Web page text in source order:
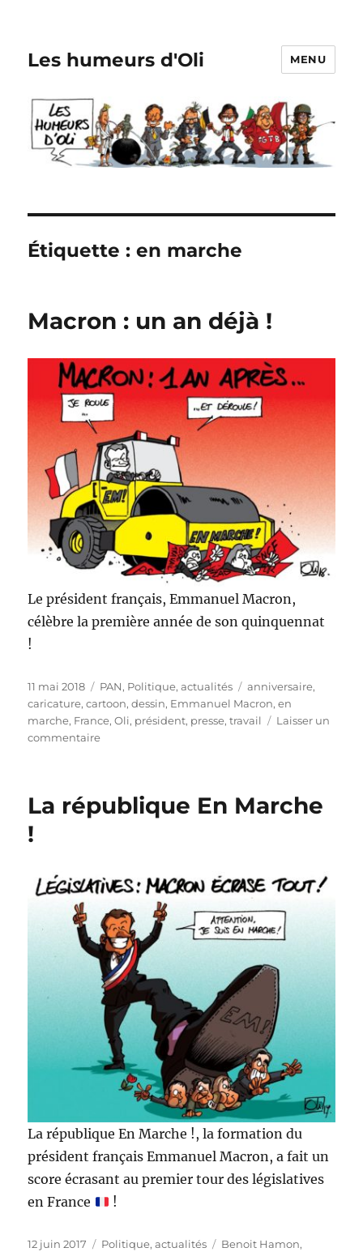
Les humeurs d'Oli MENU
Étiquette :en marche
Macron : un an déjà !
Le président français, Emmanuel Macron,
célèbre la première année de son quinquennat
!
Publié
le
11 mai 2018 Catégories
PAN, Politique, actualités Étiquettes
anniversaire,
caricature,cartoon,dessin, Emmanuel Macron,en
marche, France,Oli, président, presse,travail
Laisser un
commentairesur
an
La république En Marche
!
La république En Marche !, la formation du
président français Emmanuel Macron, a fait un
score écrasant au premier tour des législatives
en France
!
Publié
12 juin 2017 Catégories
Politique, actualités Étiquettes
Benoit Hamon,